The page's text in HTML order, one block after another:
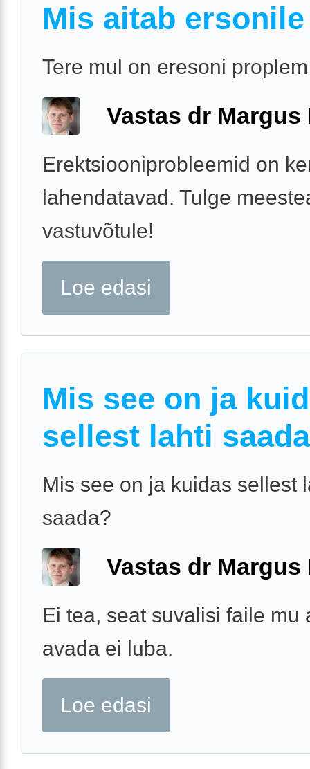
Mis aitab ersonile
Tere mul on eresoni
Vastas dr Margus
Erektsiooniprobleemid on
lahendatavad. Tulge
vastuvõtule!
Loe edasi
Mis see on ja
sellest lahti
Mis see on ja kuidas sellest
saada?
Vastas dr Margus
Ei tea, seat suvalisi faile mu
avada ei luba.
Loe edasi